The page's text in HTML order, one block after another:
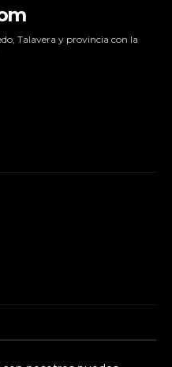
Talavera y provincia con la